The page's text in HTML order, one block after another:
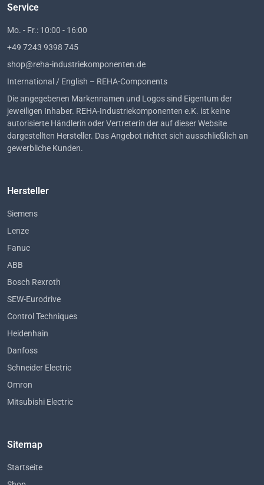
Service
Mo. - Fr.: 10:00 - 16:00
+49 7243 9398 745
shop@reha-industriekomponenten.de
International / English – REHA-Components
Die angegebenen Markennamen und Logos sind Eigentum der
jeweiligen Inhaber. REHA-Industriekomponenten e.K. ist keine
autorisierte Händlerin oder Vertreterin der auf dieser Website
dargestellten Hersteller. Das Angebot richtet sich ausschließlich an
gewerbliche Kunden.
Hersteller
Siemens
Lenze
Fanuc
ABB
Bosch Rexroth
SEW-Eurodrive
Control Techniques
Heidenhain
Danfoss
Schneider Electric
Omron
Mitsubishi Electric
Sitemap
Startseite